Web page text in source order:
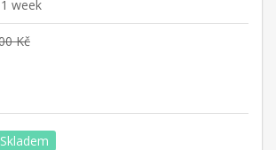
1 week
Kč
Skladem